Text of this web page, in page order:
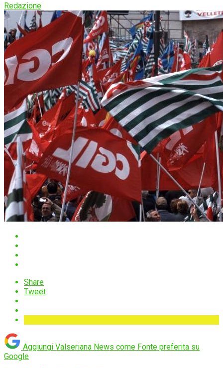
Redazione
Share
Tweet
Aggiungi Valseriana News come Fonte preferita su
Google